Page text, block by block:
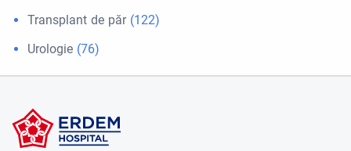
Transplant de păr(122)
Urologie (76)